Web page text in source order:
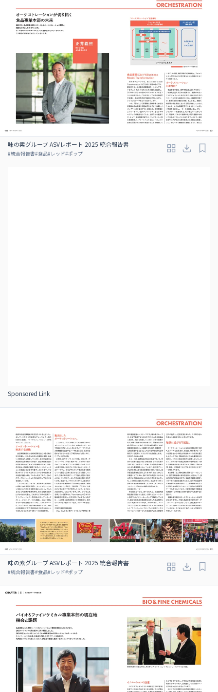
味の素グループ ASVレポート 2025 統合報告書
#統合報告書#食品#レッド#ポップ
Sponsored Link
味の素グループ ASVレポート 2025 統合報告書
#統合報告書#食品#レッド#ポップ